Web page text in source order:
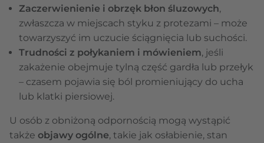
Zaczerwienienie i obrzęk błon śluzowych,
zwłaszcza w miejscach styku z protezami – może
towarzyszyć im uczucie ściągnięcia lub suchości.
Trudności z połykaniem i mówieniem, jeśli
zakażenie obejmuje tylną część gardła lub przełyk
– czasem pojawia się ból promieniujący do ucha
lub klatki piersiowej.
U osób z obniżoną odpornością mogą wystąpić
także objawy ogólne, takie jak osłabienie, stan